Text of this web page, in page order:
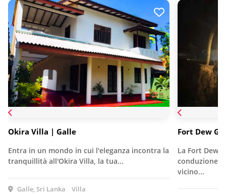
Okira Villa | Galle
Entra in un mondo in cui l'eleganza incontra la
tranquillità all'Okira Villa, la tua...
Galle, Sri Lanka Villa
Fort Dew
La Fort Dew
conduzione
vicino...